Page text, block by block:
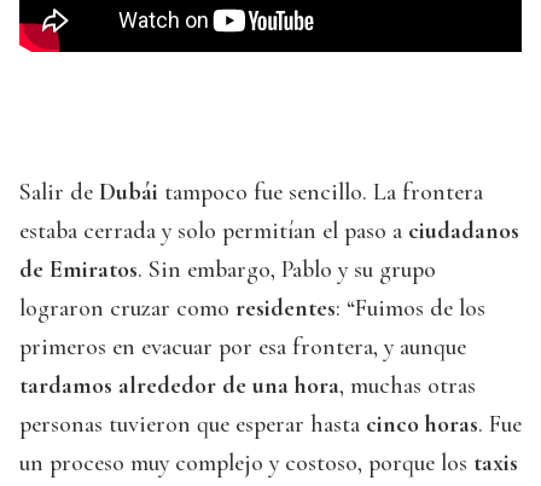
Salir de Dubái tampoco fue sencillo. La frontera
estaba cerrada y solo permitían el paso a ciudadanos
de Emiratos. Sin embargo, Pablo y su grupo
lograron cruzar como residentes: “Fuimos de los
primeros en evacuar por esa frontera, y aunque
tardamos alrededor de una hora, muchas otras
personas tuvieron que esperar hasta cinco horas. Fue
un proceso muy complejo y costoso, porque los taxis